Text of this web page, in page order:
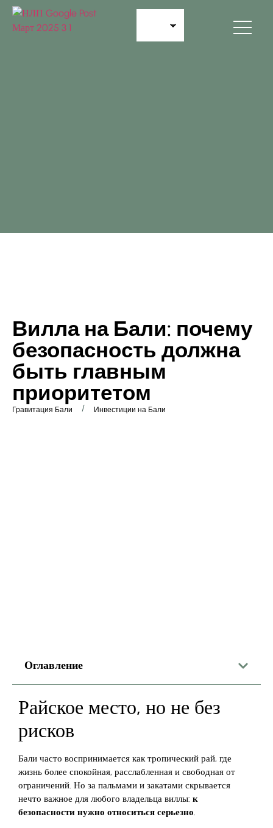
Вилла на Бали: почему
безопасность должна
быть главным
приоритетом
Гравитация Бали / Инвестиции на Бали
Оглавление
Райское место, но не без
рисков
Бали часто воспринимается как тропический рай, где
жизнь более спокойная, расслабленная и свободная от
ограничений. Но за пальмами и закатами скрывается
нечто важное для любого владельца виллы: к
безопасности нужно относиться серьезно.